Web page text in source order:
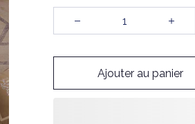
Ajouter au panier